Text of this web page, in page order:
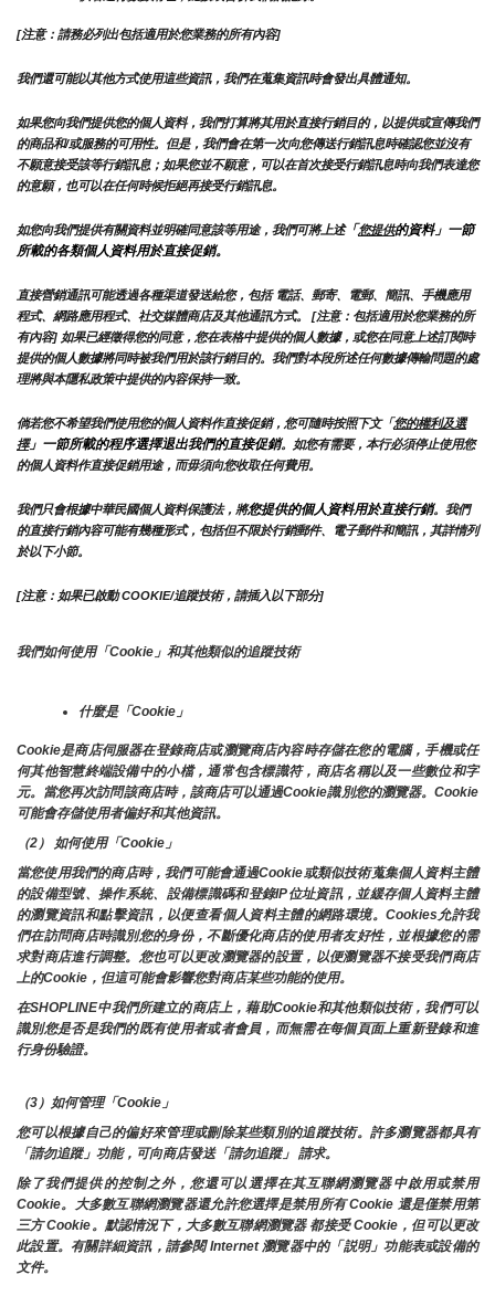
[注意：請務必列出包括適用於您業務的所有內容]
我們還可能以其他方式使用這些資訊，我們在蒐集資訊時會發出具體通知。
如果您向我們提供您的個人資料，我們打算將其用於直接行銷目的，以提供或宣傳我們
的商品和/或服務的可用性。但是，我們會在第一次向您傳送行銷訊息時確認您並沒有
不願意接受該等行銷訊息；如果您並不願意，可以在首次接受行銷訊息時向我們表達您
的意願，也可以在任何時候拒絕再接受行銷訊息。
如您向我們提供有關資料並明確同意該等用途，我們可將上述「您提供的資料」一節
所載的各類個人資料用於直接促銷。
直接營銷通訊可能透過各種渠道發送給您，包括 電話、郵寄、電郵、簡訊、手機應用
程式、網路應用程式、社交媒體商店及其他通訊方式。 [注意：包括適用於您業務的所
有內容] 如果已經徵得您的同意，您在表格中提供的個人數據，或您在同意上述訂閱時
提供的個人數據將同時被我們用於該行銷目的。我們對本段所述任何數據傳輸問題的處
理將與本隱私政策中提供的內容保持一致。
倘若您不希望我們使用您的個人資料作直接促銷，您可隨時按照下文「您的權利及選
擇」一節所載的程序選擇退出我們的直接促銷。如您有需要，本行必須停止使用您
的個人資料作直接促銷用途，而毋須向您收取任何費用。
我們只會根據中華民國個人資料保護法，將您提供的個人資料用於直接行銷。我們
的直接行銷內容可能有幾種形式，包括但不限於行銷郵件、電子郵件和簡訊，其詳情列
於以下小節。
[注意：如果已啟動 COOKIE/追蹤技術，請插入以下部分]
我們如何使用「Cookie」和其他類似的追蹤技術
什麼是「Cookie」
Cookie是商店伺服器在登錄商店或瀏覽商店內容時存儲在您的電腦，手機或任
何其他智慧終端設備中的小檔，通常包含標識符，商店名稱以及一些數位和字
元。當您再次訪問該商店時，該商店可以通過Cookie識別您的瀏覽器。Cookie
可能會存儲使用者偏好和其他資訊。
（2） 如何使用「Cookie」
當您使用我們的商店時，我們可能會通過Cookie或類似技術蒐集個人資料主體
的設備型號、操作系統、設備標識碼和登錄IP位址資訊，並緩存個人資料主體
的瀏覽資訊和點擊資訊，以便查看個人資料主體的網路環境。Cookies允許我
們在訪問商店時識別您的身份，不斷優化商店的使用者友好性，並根據您的需
求對商店進行調整。您也可以更改瀏覽器的設置，以便瀏覽器不接受我們商店
上的Cookie，但這可能會影響您對商店某些功能的使用。
在SHOPLINE中我們所建立的商店上，藉助Cookie和其他類似技術，我們可以
識別您是否是我們的既有使用者或者會員，而無需在每個頁面上重新登錄和進
行身份驗證。
（3）如何管理「Cookie」
您可以根據自己的偏好來管理或刪除某些類別的追蹤技術。許多瀏覽器都具有
「請勿追蹤」功能，可向商店發送「請勿追蹤」 請求。
除了我們提供的控制之外，您還可以選擇在其互聯網瀏覽器中啟用或禁用
Cookie。大多數互聯網瀏覽器還允許您選擇是禁用所有 Cookie 還是僅禁用第
三方 Cookie。默認情況下，大多數互聯網瀏覽器 都接受 Cookie，但可以更改
此設置。有關詳細資訊，請參閱 Internet 瀏覽器中的「説明」功能表或設備的
文件。